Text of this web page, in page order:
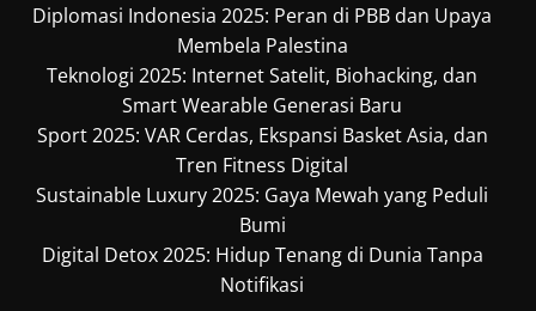
Diplomasi Indonesia 2025: Peran di PBB dan Upaya
Membela Palestina
Teknologi 2025: Internet Satelit, Biohacking, dan
Smart Wearable Generasi Baru
Sport 2025: VAR Cerdas, Ekspansi Basket Asia, dan
Tren Fitness Digital
Sustainable Luxury 2025: Gaya Mewah yang Peduli
Bumi
Digital Detox 2025: Hidup Tenang di Dunia Tanpa
Notifikasi